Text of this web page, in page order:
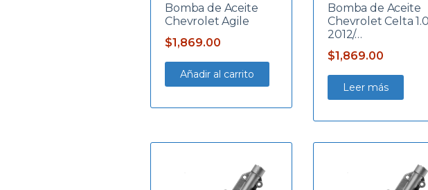
Bomba de Aceite
Chevrolet Agile
$1,869.00
Añadir al carrito
Bomba de Aceite
Chevrolet Celta 1.0
2012/…
$1,869.00
Leer más